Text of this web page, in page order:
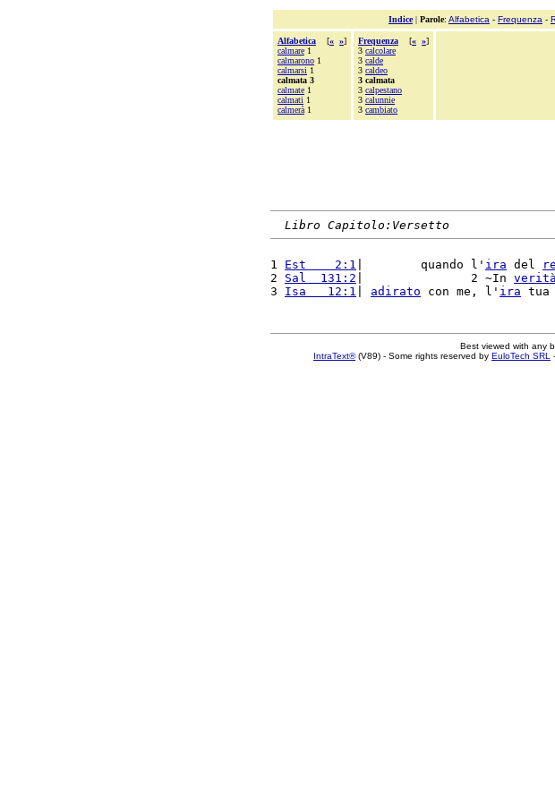
Indice| Parole: Alfabetica - Frequenza -
Alfabetica [« »]
calmare 1
calmarono 1
calmarsi 1
calmata 3
calmate 1
calmati 1
calmerà 1
Frequenza [« »]
3 calcolare
3 calde
3 caldeo
3 calmata
3 calpestano
3 calunnie
3 cambiato
Libro Capitolo:Versetto
1 Est    2:1 |        quando l' ira del re
2 Sal  131:2 |               2 ~In verità
3 Isa   12:1 adirato con me, l' ira tua
Best viewed with any
IntraText®(V89) - Some rights reserved by EuloTech SRL